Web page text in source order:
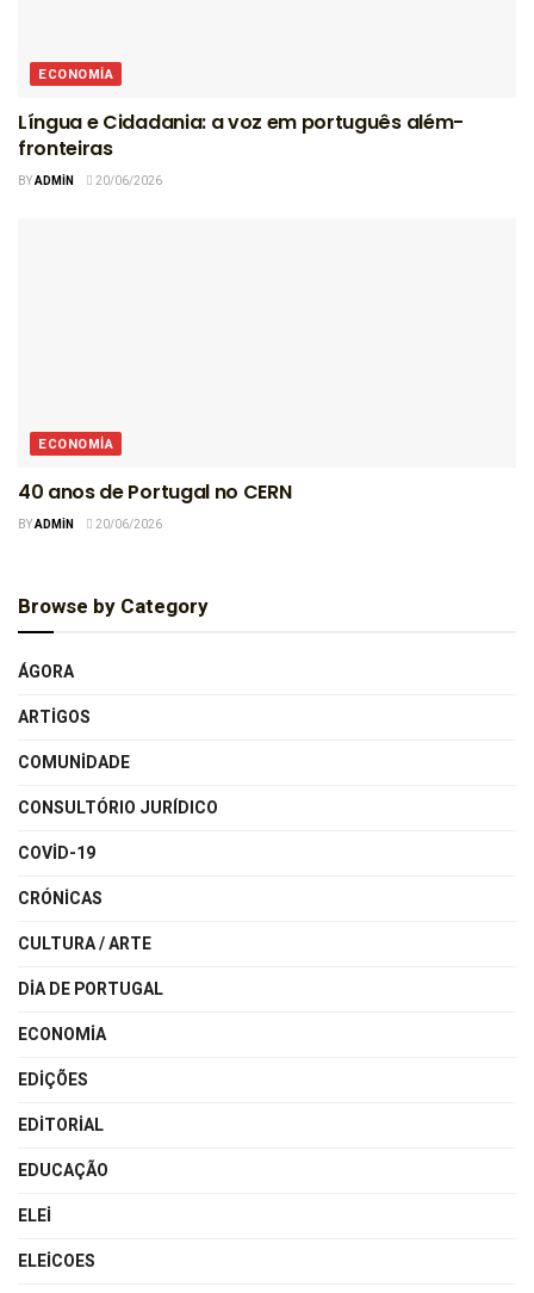
ECONOMIA
Língua e Cidadania: a voz em português além-
fronteiras
BYADMIN 20/06/2026
ECONOMIA
40 anos de Portugal no CERN
BYADMIN 20/06/2026
Browse by Category
ÁGORA
ARTIGOS
COMUNIDADE
CONSULTÓRIO JURÍDICO
COVID-19
CRÓNICAS
CULTURA / ARTE
DIA DE PORTUGAL
ECONOMIA
EDIÇÕES
EDITORIAL
EDUCAÇÃO
ELEI
ELEICOES